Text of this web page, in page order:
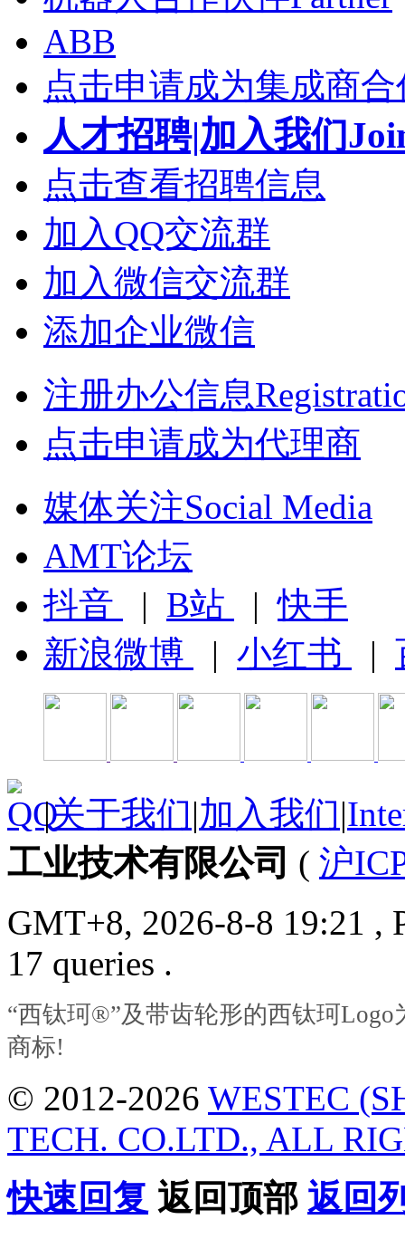
ABB
点击申请成为集成商
人才招聘|加入我们
点击查看招聘信息
加入QQ交流群
加入微信交流群
添加企业微信
注册办公信息
点击申请成为代理商
媒体关注Social Media
AMT论坛
抖音
| B站 |快手
新浪微博
| 小红书 |
|关于我们|加入我们|
工业技术有限公司 ( 沪
GMT+8, 2026-8-8 19:21 ,
17 queries .
“西钛珂®”及带齿轮形的西钛珂
商标!
© 2012-2026 WESTEC
TECH. CO.LTD., ALL
快速回复 返回顶部 返回